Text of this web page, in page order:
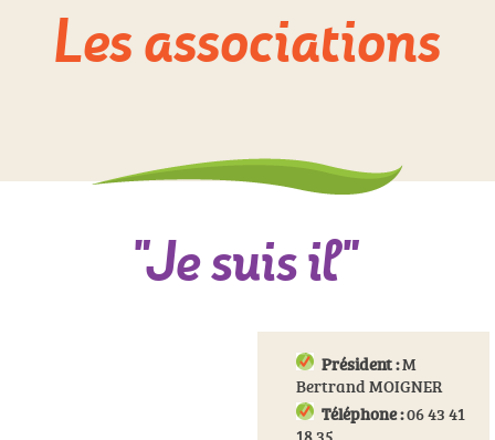
Les associations
"Je suis il"
Président :M
Bertrand MOIGNER
Téléphone :06 43 41